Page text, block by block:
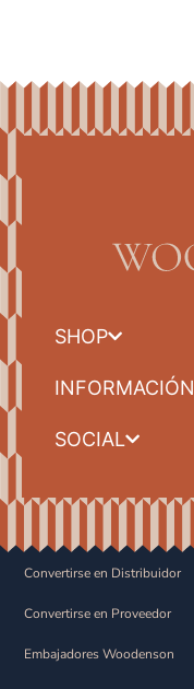
SHOP
INFORMACIÓN
SOCIAL
Convertirse en Distribuidor
Convertirse en Proveedor
Embajadores Woodenson